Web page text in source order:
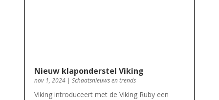
Nieuw klaponderstel Viking
nov 1, 2024| Schaatsnieuws en trends
Viking introduceert met de Viking Ruby een